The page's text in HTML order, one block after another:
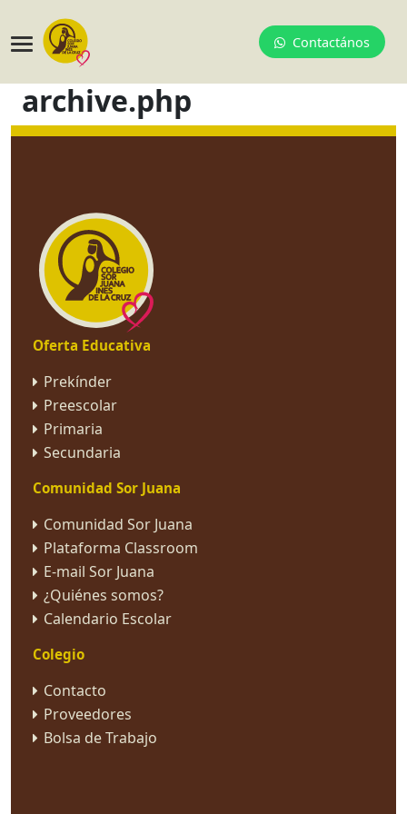
Contactános
archive.php
Oferta Educativa
Prekínder
Preescolar
Primaria
Secundaria
Comunidad Sor Juana
Comunidad Sor Juana
Plataforma Classroom
E-mail Sor Juana
¿Quiénes somos?
Calendario Escolar
Colegio
Contacto
Proveedores
Bolsa de Trabajo